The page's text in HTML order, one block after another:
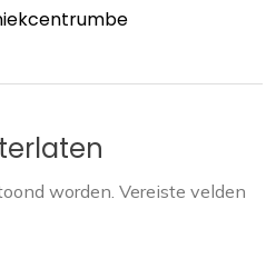
worden. Vereiste velden